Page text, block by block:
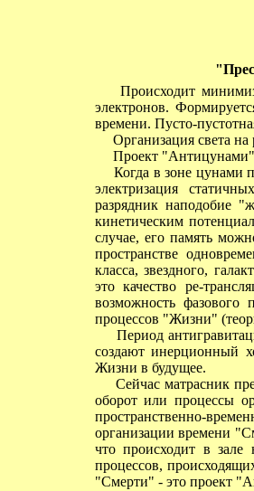
Происходит
электронов.
времени. Пусто-
Организация света
Проект "Антицунами"
Когда в зоне цунами
электризация
разрядник наподобие
кинетическим
случае, его память
пространстве
класса, звездного,
это качество ре-
возможность фазового
процессов "Жизни"
Период
создают инерционный
Жизни в будущее.
Сейчас матрасник
оборот или процессы
пространственно-
организации времени
что происходит в
процессов,
"Смерти" - это проект